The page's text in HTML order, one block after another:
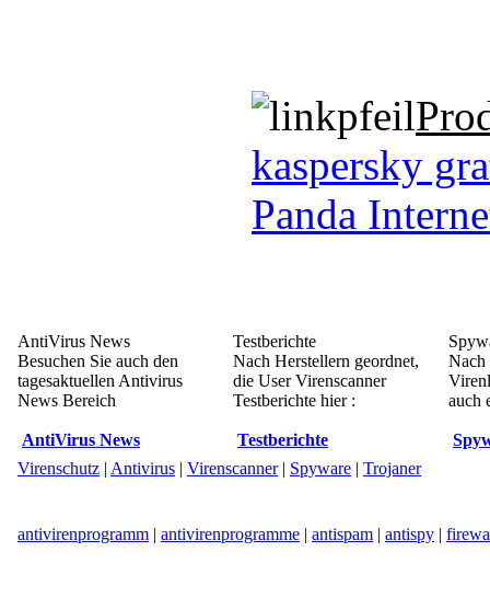
kaspersky
Panda
AntiVirus News
Besuchen Sie auch den
tagesaktuellen Antivirus
News Bereich
AntiVirus News
Testberichte
Nach Herstellern geordnet,
die User Virenscanner
Testberichte hier :
Testberichte
Nach
auch
Virenschutz | Antivirus | Virenscanner| Spyware | Trojaner
antivirenprogramm | antivirenprogramme | antispam | antispy |